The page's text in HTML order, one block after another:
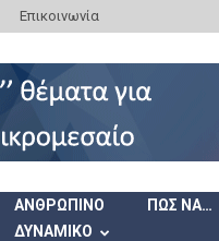
Επικοινωνία
ΑΝΘΡΩΠΙΝΟ
ΔΥΝΑΜΙΚΟ
ΠΩΣ ΝΑ…